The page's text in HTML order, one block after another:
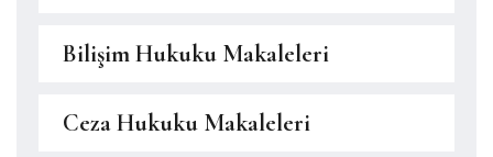
Bilişim Hukuku Makaleleri
Ceza Hukuku Makaleleri